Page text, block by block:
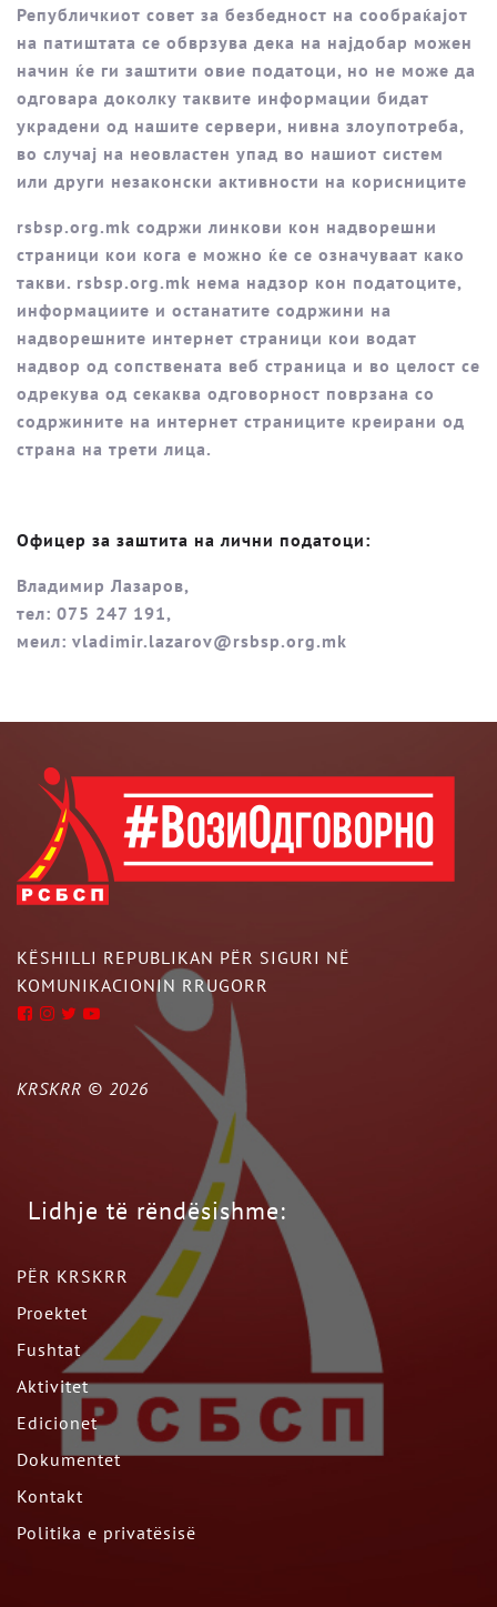
Републичкиот совет за безбедност на сообраќајот
на патиштата се обврзува дека на најдобар можен
начин ќе ги заштити овие податоци, но не може да
одговара доколку таквите информации бидат
украдени од нашите сервери, нивна злоупотреба,
во случај на неовластен упад во нашиот систем
или други незаконски активности на корисниците
rsbsp.org.mk содржи линкови кон надворешни
страници кои кога е можно ќе се означуваат како
такви. rsbsp.org.mk нема надзор кон податоците,
информациите и останатите содржини на
надворешните интернет страници кои водат
надвор од сопственaта веб страница и во целост се
одрекува од секаква одговорност поврзана со
содржините на интернет страниците креирани од
страна на трети лица.
Офицер за заштита на лични податоци:
Владимир Лазаров,
тел: 075 247 191,
меил: vladimir.lazarov@rsbsp.org.mk
KËSHILLI REPUBLIKAN PËR SIGURI NË
KOMUNIKACIONIN RRUGORR
KRSKRR © 2026
Lidhje të rëndësishme:
PËR KRSKRR
Proektet
Fushtat
Aktivitet
Edicionet
Dokumentet
Kontakt
Politika e privatësisë